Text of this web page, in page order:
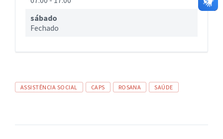
sábado
Fechado
Tags
ASSISTÊNCIA SOCIAL CAPS ROSANA SAÚDE